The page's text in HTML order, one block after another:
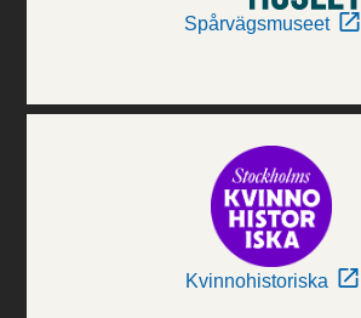
Spårvägsmuseet
Kvinnohistoriska